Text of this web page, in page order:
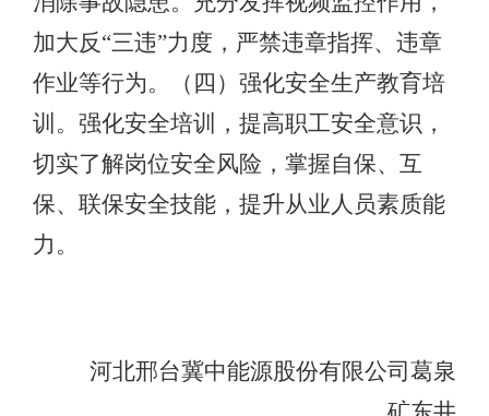
加大反“三违”力度，严禁违章指挥、违章
作业等行为。（四）强化安全生产教育培
训。强化安全培训，提高职工安全意识，
切实了解岗位安全风险，掌握自保、互
保、联保安全技能，提升从业人员素质能
力。
河北邢台冀中能源股份有限公司葛泉